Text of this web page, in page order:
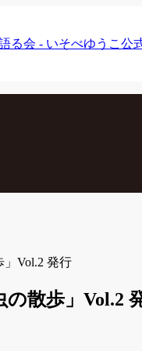
Vol.2 発行
散歩」Vol.2